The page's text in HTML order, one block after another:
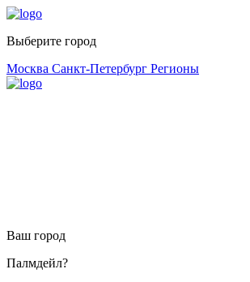
Выберите город
Москва Санкт-Петербург Регионы
Ваш город
Палмдейл?